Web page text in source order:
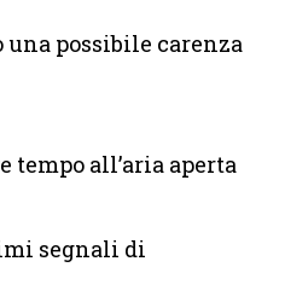
possibile carenza
tempo all’aria aperta
segnali di